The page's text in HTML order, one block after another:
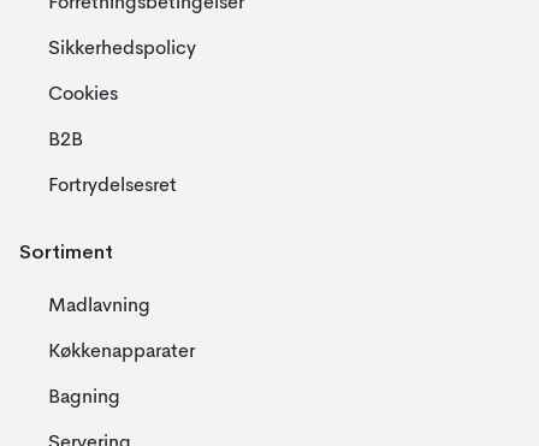
Sikkerhedspolicy
Cookies
B2B
Fortrydelsesret
Sortiment
Madlavning
Køkkenapparater
Bagning